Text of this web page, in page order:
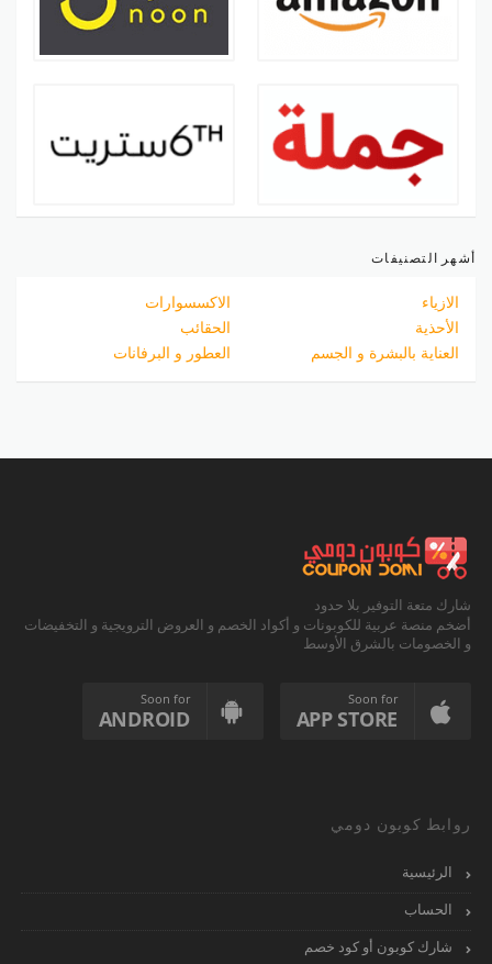
أشهر التصنيفات
الازياء
الاكسسوارات
الأحذية
الحقائب
العناية بالبشرة و الجسم
العطور و البرفانات
شارك متعة التوفير بلا حدود
أضخم منصة عربية للكوبونات و أكواد الخصم و العروض الترويجية و التخفيضات
و الخصومات بالشرق الأوسط
Soon for
APP STORE
Soon for
ANDROID
روابط كوبون دومي
الرئيسية
الحساب
شارك كوبون أو كود خصم